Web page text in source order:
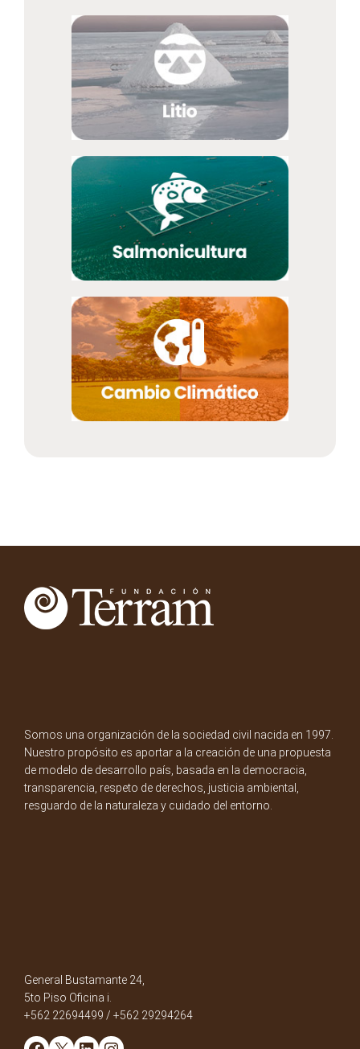
Somos una organización de la sociedad civil nacida en 1997.
Nuestro propósito es aportar a la creación de una propuesta
de modelo de desarrollo país, basada en la democracia,
transparencia, respeto de derechos, justicia ambiental,
resguardo de la naturaleza y cuidado del entorno.
General Bustamante 24,
5to Piso Oficina i.
+562 22694499 / +562 29294264